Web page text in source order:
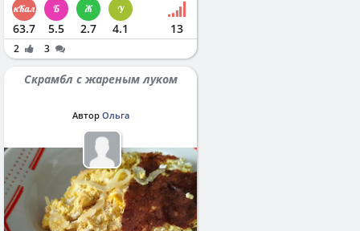
63.7 5.5 2.7 4.1 13
2 3
Скрамбл с жареным луком
Автор Ольга